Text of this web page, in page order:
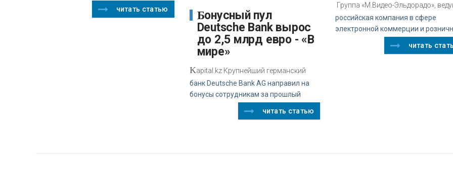
читать статью Бонусный пул
Deutsche Bank вырос
до 2,5 млрд евро - «В
мире»
Kapital.kz Крупнейший германский
банк Deutsche Bank AG направил на
бонусы сотрудникам за прошлый
читать статью
Группа «М.Видео-Эльдорадо»,
российская компания в сфере
электронной коммерции и
читать